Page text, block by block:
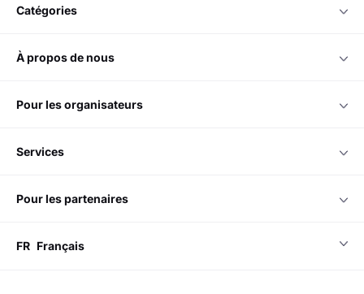
catégories
à propos de nous
pour les organisateurs
services
pour les partenaires
FR Français